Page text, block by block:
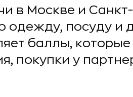
в Москве и
одежду, посуду и
баллы,
покупки у